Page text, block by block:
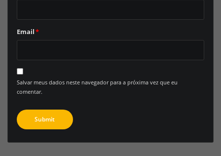
Email*
Salvar meus dados neste navegador para a próxima vez que eu
comentar.